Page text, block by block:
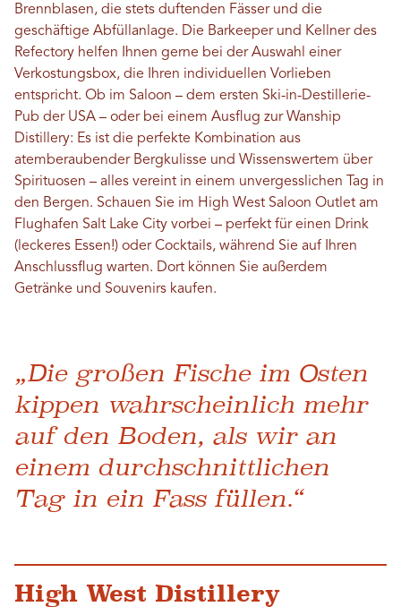
Brennblasen, die stets duftenden Fässer und die
geschäftige Abfüllanlage. Die Barkeeper und Kellner des
Refectory helfen Ihnen gerne bei der Auswahl einer
Verkostungsbox, die Ihren individuellen Vorlieben
entspricht. Ob im Saloon – dem ersten Ski-in-Destillerie-
Pub der USA – oder bei einem Ausflug zur Wanship
Distillery: Es ist die perfekte Kombination aus
atemberaubender Bergkulisse und Wissenswertem über
Spirituosen – alles vereint in einem unvergesslichen Tag in
den Bergen. Schauen Sie im High West Saloon Outlet am
Flughafen Salt Lake City vorbei – perfekt für einen Drink
(leckeres Essen!) oder Cocktails, während Sie auf Ihren
Anschlussflug warten. Dort können Sie außerdem
Getränke und Souvenirs kaufen.
„Die großen Fische im Osten
kippen wahrscheinlich mehr
auf den Boden, als wir an
einem durchschnittlichen
Tag in ein Fass füllen.“
High West Distillery